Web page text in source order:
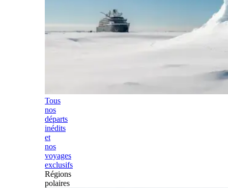
Tous
nos
départs
inédits
et
nos
voyages
exclusifs
Régions
polaires